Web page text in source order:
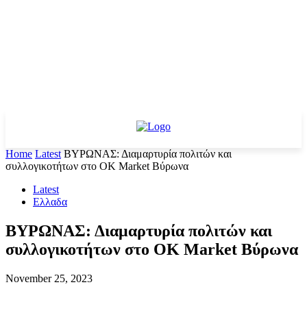
Home Latest ΒΥΡΩΝΑΣ: Διαμαρτυρία πολιτών και
συλλογικοτήτων στο ΟΚ Market Βύρωνα
Latest
Ελλαδα
ΒΥΡΩΝΑΣ: Διαμαρτυρία πολιτών και
συλλογικοτήτων στο ΟΚ Market Βύρωνα
November 25, 2023